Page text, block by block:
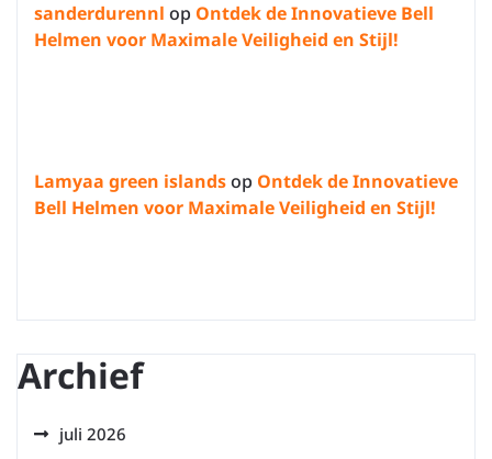
sanderdurennl op Ontdek de Innovatieve Bell
Helmen voor Maximale Veiligheid en Stijl!
Lamyaa green islandsop Ontdek de Innovatieve
Bell Helmen voor Maximale Veiligheid en Stijl!
Archief
juli 2026